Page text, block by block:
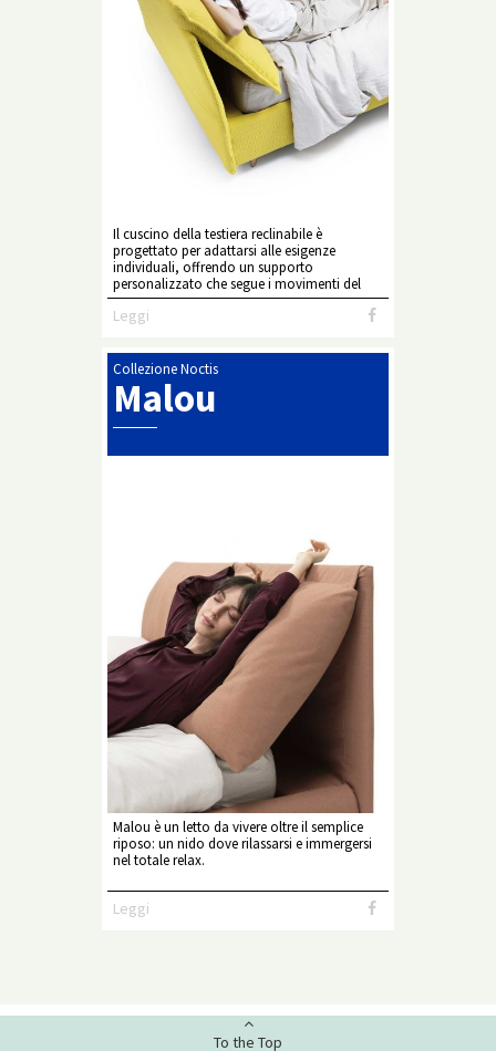
Il cuscino della testiera reclinabile è
progettato per adattarsi alle esigenze
individuali, offrendo un supporto
personalizzato che segue i movimenti del
corpo.
Leggi
Collezione Noctis
Malou
Malou è un letto da vivere oltre il semplice
riposo: un nido dove rilassarsi e immergersi
nel totale relax.
Leggi
To the Top